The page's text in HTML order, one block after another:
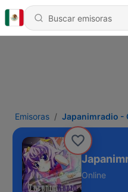
Emisoras Japanimradio -
Online